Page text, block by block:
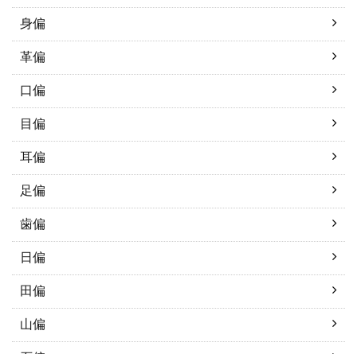
身偏
革偏
口偏
目偏
耳偏
足偏
歯偏
日偏
田偏
山偏